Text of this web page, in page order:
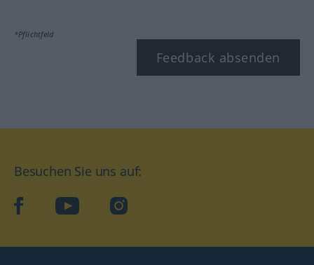
*Pflichtfeld
Feedback absenden
Besuchen Sie uns auf:
facebookYouTube Instagram